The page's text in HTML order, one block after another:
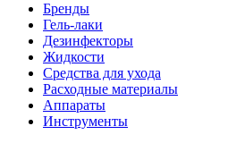
Бренды
Гель-лаки
Дезинфекторы
Жидкости
Средства для ухода
Расходные материалы
Аппараты
Инструменты